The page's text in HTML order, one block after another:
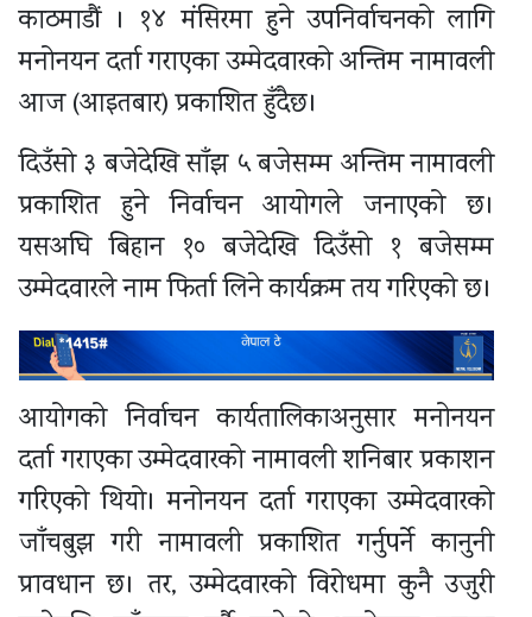
काठमाडौं । १४ मंसिरमा हुने उपनिर्वाचनको लागि
मनोनयन दर्ता गराएका उम्मेदवारको अन्तिम नामावली
आज (आइतबार) प्रकाशित हुँदैछ।
दिउँसो ३ बजेदेखि साँझ ५ बजेसम्म अन्तिम नामावली
प्रकाशित हुने निर्वाचन आयोगले जनाएको छ।
यसअघि बिहान १० बजेदेखि दिउँसो १ बजेसम्म
उम्मेदवारले नाम फिर्ता लिने कार्यक्रम तय गरिएको छ।
आयोगको निर्वाचन कार्यतालिकाअनुसार मनोनयन
दर्ता गराएका उम्मेदवारको नामावली शनिबार प्रकाशन
गरिएको थियो। मनोनयन दर्ता गराएका उम्मेदवारको
जाँचबुझ गरी नामावली प्रकाशित गर्नुपर्ने कानुनी
प्रावधान छ। तर, उम्मेदवारको विरोधमा कुनै उजुरी